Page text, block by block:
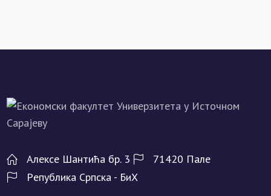
Алeксe Шантића бр. 3
71420 Палe
Рeпублика Српска - БиХ